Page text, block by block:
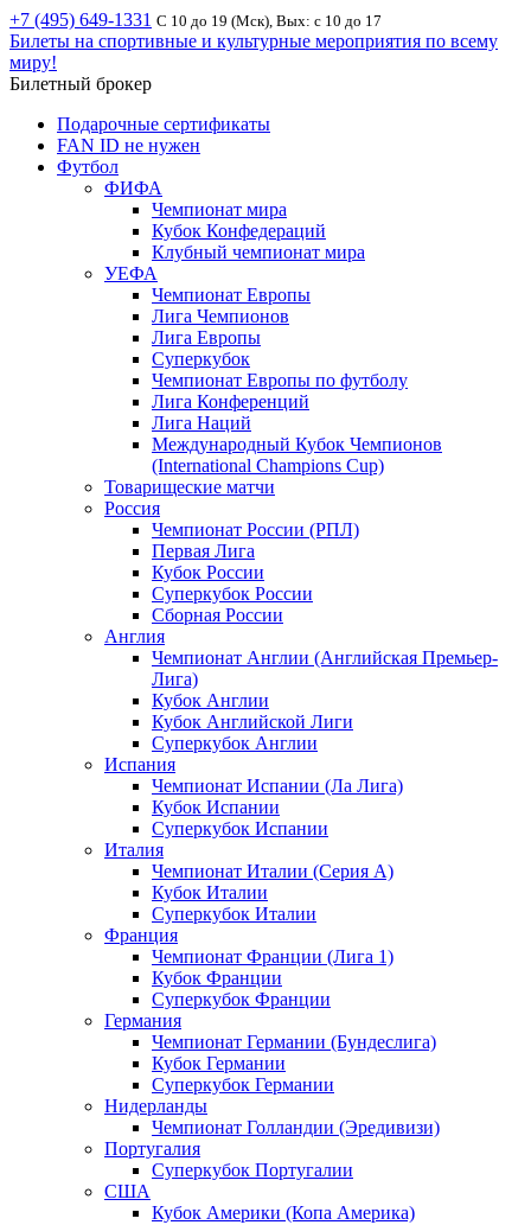
+7 (495) 649-1331 С 10 до 19 (Мск), Вых: с 10 до 17
Билеты на спортивные и культурные мероприятия по всему
миру!
Билетный брокер
Подарочные сертификаты
FAN ID не нужен
Футбол
ФИФА
Чемпионат мира
Кубок Конфедераций
Клубный чемпионат мира
УЕФА
Чемпионат Европы
Лига Чемпионов
Лига Европы
Суперкубок
Чемпионат Европы по футболу
Лига Конференций
Лига Наций
Международный Кубок Чемпионов
(International Champions Cup)
Товарищеские матчи
Россия
Чемпионат России (РПЛ)
Первая Лига
Кубок России
Суперкубок России
Сборная России
Англия
Чемпионат Англии (Английская Премьер-
Лига)
Кубок Англии
Кубок Английской Лиги
Суперкубок Англии
Испания
Чемпионат Испании (Ла Лига)
Кубок Испании
Суперкубок Испании
Италия
Чемпионат Италии (Серия А)
Кубок Италии
Суперкубок Италии
Франция
Чемпионат Франции (Лига 1)
Кубок Франции
Суперкубок Франции
Германия
Чемпионат Германии (Бундеслига)
Кубок Германии
Суперкубок Германии
Нидерланды
Чемпионат Голландии (Эредивизи)
Португалия
Суперкубок Португалии
США
Кубок Америки (Копа Америка)